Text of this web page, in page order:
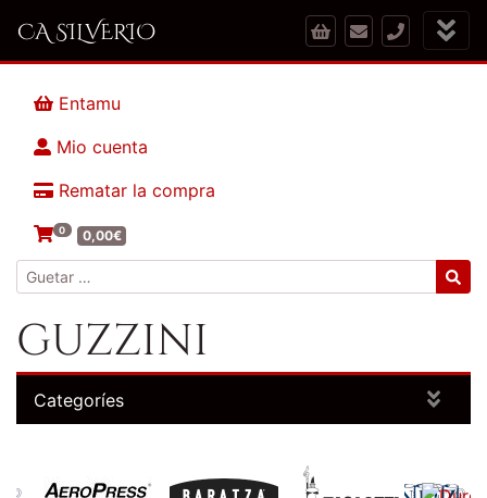
CA SILVERIO
Entamu
Mio cuenta
Rematar la compra
0 0,00€
Guetar:
guzzini
Categoríes